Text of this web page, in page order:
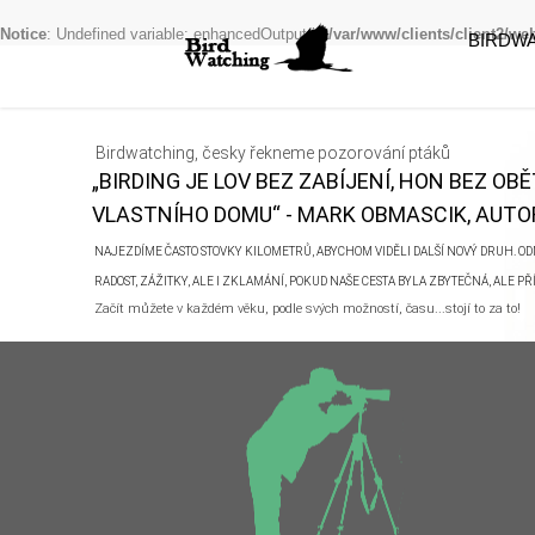
Notice: Undefined variable: enhancedOutput in/var/www/clients/client2/
Birdwatching, česky řekneme pozorování ptáků
„BIRDING JE LOV BEZ ZABÍJENÍ, HON BEZ
VLASTNÍHO DOMU“ - MARK OBMASCIK,
NAJEZDÍME ČASTO STOVKY KILOMETRŮ, ABYCHOM VIDĚLI DALŠÍ NOVÝ DRUH.
RADOST, ZÁŽITKY, ALE I ZKLAMÁNÍ, POKUD NAŠE CESTA BYLA ZBYTEČNÁ, ALE
Začít můžete v každém věku, podle svých možností, času...stojí to za to!